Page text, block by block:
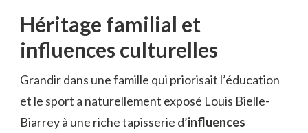
Héritage familial et
influences culturelles
Grandir dans une famille qui priorisait l’éducation
et le sport a naturellement exposé Louis Bielle-
Biarrey à une riche tapisserie d’influences